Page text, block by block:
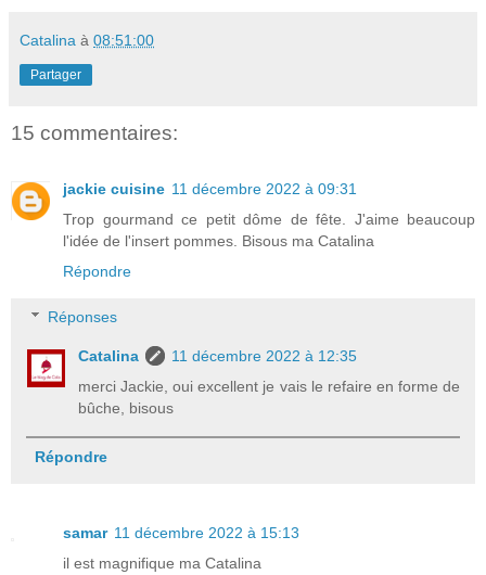
Catalina à 08:51:00
Partager
15 commentaires:
jackie cuisine 11 décembre 2022 à 09:31
Trop gourmand ce petit dôme de fête. J'aime beaucoup
l'idée de l'insert pommes. Bisous ma Catalina
Répondre
Réponses
Catalina
11 décembre 2022 à 12:35
merci Jackie, oui excellent je vais le refaire en forme de
bûche, bisous
Répondre
samar 11 décembre 2022 à 15:13
il est magnifique ma Catalina